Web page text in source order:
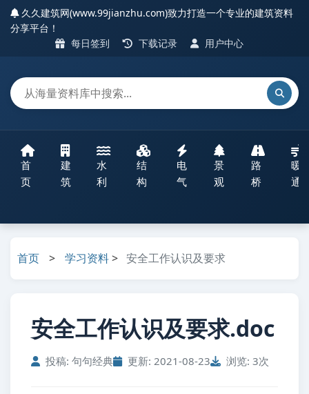
久久建筑网(www.99jianzhu.com)致力打造一个专业的建筑资料
分享平台！
每日签到
下载记录 用户中心
首
页
建
筑
水
利
结
构
电
气
景
观
路
桥
暖
通
首页 > 学习资料> 安全工作认识及要求
安全工作认识及要求.doc
投稿: 句句经典 更新: 2021-08-23 浏览: 3次